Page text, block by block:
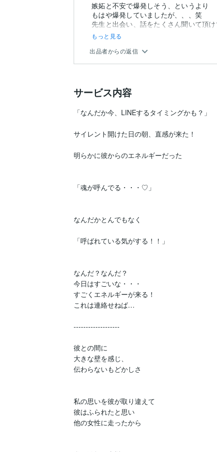
嫉妬と不安で爆発しそう、というより
もはや爆発していましたが、、、笑
先生と出会い、話をたくさん聞いて頂
もっと見る
出品者からの返信
サービス内容
「なんだか今、LINEするタイミングかも？」
サイレント開けた日の朝、直感が来た！
明らかに彼からのエネルギーだった
「魂が呼んでる・・・♡」
なんだかとんでもなく
「呼ばれている気がする！！」
なんだ？なんだ？
今日はすごいな・・・
すごくエネルギーが来る！
これは連絡せねば…
-------------------
彼との間に
大きな壁を感じ、
伝わらないもどかしさ
私の思いを彼が取り違えて
彼はふられたと思い
他の女性に走ったから